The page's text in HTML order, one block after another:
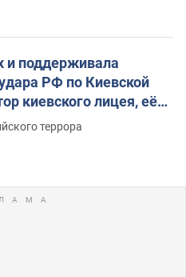
и поддерживала
РФ по Киевской
киевского лицея, её
террора